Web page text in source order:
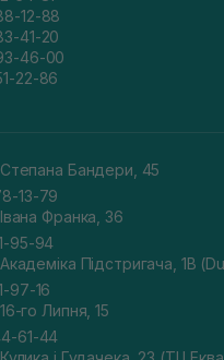
12-88
41-20
46-00
22-86
Степана Бандери, 45
13-79
Франка, 36
95-94
Підстригача, 1В
97-16
го Липня, 15
61-44